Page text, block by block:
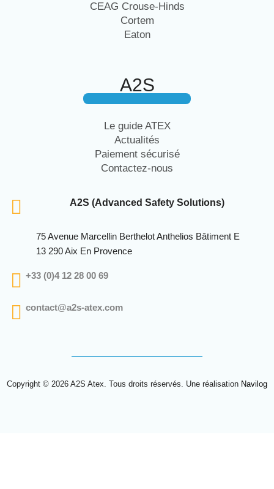
CEAG Crouse-Hinds
Cortem
Eaton
A2S
Le guide ATEX
Actualités
Paiement sécurisé
Contactez-nous
A2S (Advanced Safety Solutions)
75 Avenue Marcellin Berthelot Anthelios Bâtiment E
13 290 Aix En Provence
+33 (0)4 12 28 00 69
contact@a2s-atex.com
Copyright © 2026 A2S Atex. Tous droits réservés. Une réalisation Navilog